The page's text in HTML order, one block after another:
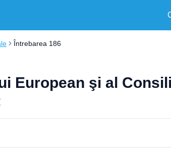
Întrebarea 186
European şi al